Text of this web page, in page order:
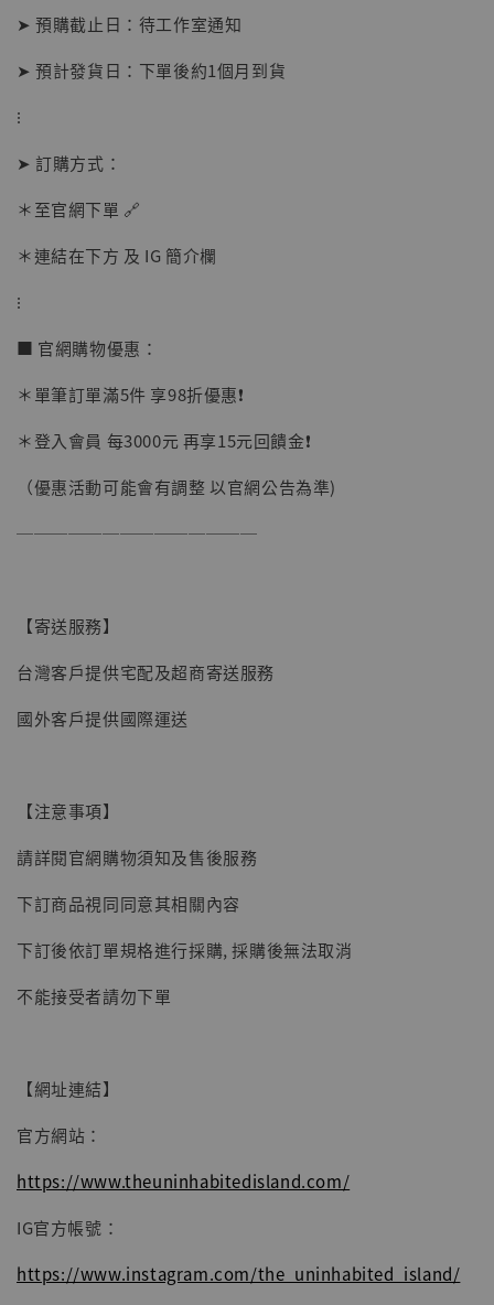
【店內現貨】海賊王 系列蒐藏雕像 布魯克達
摩 [7STARS Studio]
NT$ 1,500
子彈飛 鵝城縣長 張麻子 [BK01]
NT$ 4,980
➤ 預購截止日：待工作室通知
➤ 預計發貨日：下單後約1個月到貨
⁝
➤ 訂購方式：
＊至官網下單 🔗
＊連結在下方 及 IG 簡介欄
⁝
■ 官網購物優惠：
＊單筆訂單滿5件 享98折優惠❗️
＊登入會員 每3000元 再享15元回饋金❗️
（優惠活動可能會有調整 以官網公告為準)
──────────────
【寄送服務】
台灣客戶提供宅配及超商寄送服務
國外客戶提供國際運送
【注意事項】
請詳閱官網購物須知及售後服務
下訂商品視同同意其相關內容
下訂後依訂單規格進行採購, 採購後無法取消
不能接受者請勿下單
【網址連結】
官方網站：
https://www.theuninhabitedisland.com/
IG官方帳號：
https://www.instagram.com/the_uninhabited_island/